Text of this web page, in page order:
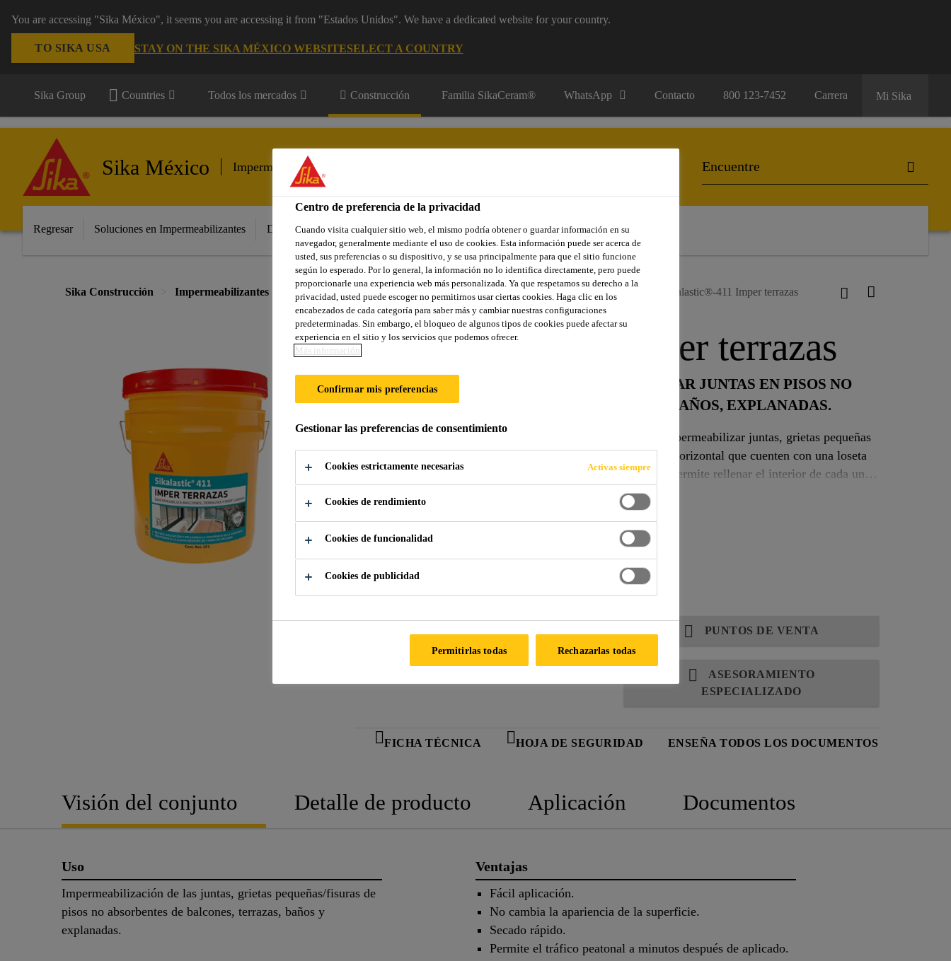
You are accessing "Sika México", it seems you are accessing it from "Estados Unidos". We have a dedicated website for your country.
TO SIKA USA STAY ON THE SIKA MÉXICO WEBSITESELECT A COUNTRY
Sika Group Countries Todos los mercados Construcción Familia SikaCeram® WhatsApp Contacto 800 123-7452 Carrera Mi Sika
Sika México Impermeabilizantes
Regresar Soluciones en Impermeabilizantes Distribuidores y Aplicadores Contacto
Sika Construcción Impermeabilizantes Impermeabilización para espacios exteriores Terraza Membranas Sikalastic®-411 Imper terrazas
Sikalastic®-411 Imper terrazas
IMPERMEABILIZANTE LÍQUIDO PARA SELLAR JUNTAS EN PISOS NO
ABSORBENTES DE BALCONES, TERRAZAS, BAÑOS, EXPLANADAS.
Sikalastic®-411 Imper terrazas
es un líquido blanco para impermeabilizar juntas, grietas pequeñas
o fisuras de pisos en balcones, terrazas o cualquier superficie horizontal que cuenten con una loseta
que no sean absorbentes. Su nueva tecnología FD (Fast Dry) permite rellenar el interior de cada una
de las grietas, oquedades, fisuras o juntas del emboquillado sin modificar la apariencia de la
superficie y sin necesidad de retirar ninguna pieza del acabado.
Lea más +
No cambia la apariencia de la superficie.
Secado rápido.
PUNTOS DE VENTA
ASESORAMIENTO
ESPECIALIZADO
FICHA TÉCNICA HOJA DE SEGURIDAD ENSEÑA TODOS LOS DOCUMENTOS
Visión del conjunto Detalle de producto Aplicación Documentos
Uso
Impermeabilización de las juntas, grietas pequeñas/fisuras de
pisos no absorbentes de balcones, terrazas, baños y
explanadas.
Ventajas
Fácil aplicación.
No cambia la apariencia de la superficie.
Secado rápido.
Permite el tráfico peatonal a minutos después de aplicado.
Centro de preferencia de la privacidad
Cuando visita cualquier sitio web, el mismo podría obtener o guardar información en su
navegador, generalmente mediante el uso de cookies. Esta información puede ser acerca de
usted, sus preferencias o su dispositivo, y se usa principalmente para que el sitio funcione
según lo esperado. Por lo general, la información no lo identifica directamente, pero puede
proporcionarle una experiencia web más personalizada. Ya que respetamos su derecho a la
privacidad, usted puede escoger no permitirnos usar ciertas cookies. Haga clic en los
encabezados de cada categoría para saber más y cambiar nuestras configuraciones
predeterminadas. Sin embargo, el bloqueo de algunos tipos de cookies puede afectar su
experiencia en el sitio y los servicios que podemos ofrecer.
Más información
Confirmar mis preferencias
Gestionar las preferencias de consentimiento
Cookies estrictamente necesarias Activas siempre
Cookies de rendimiento
Cookies de funcionalidad
Cookies de publicidad
Rechazarlas todas
Permitirlas todas